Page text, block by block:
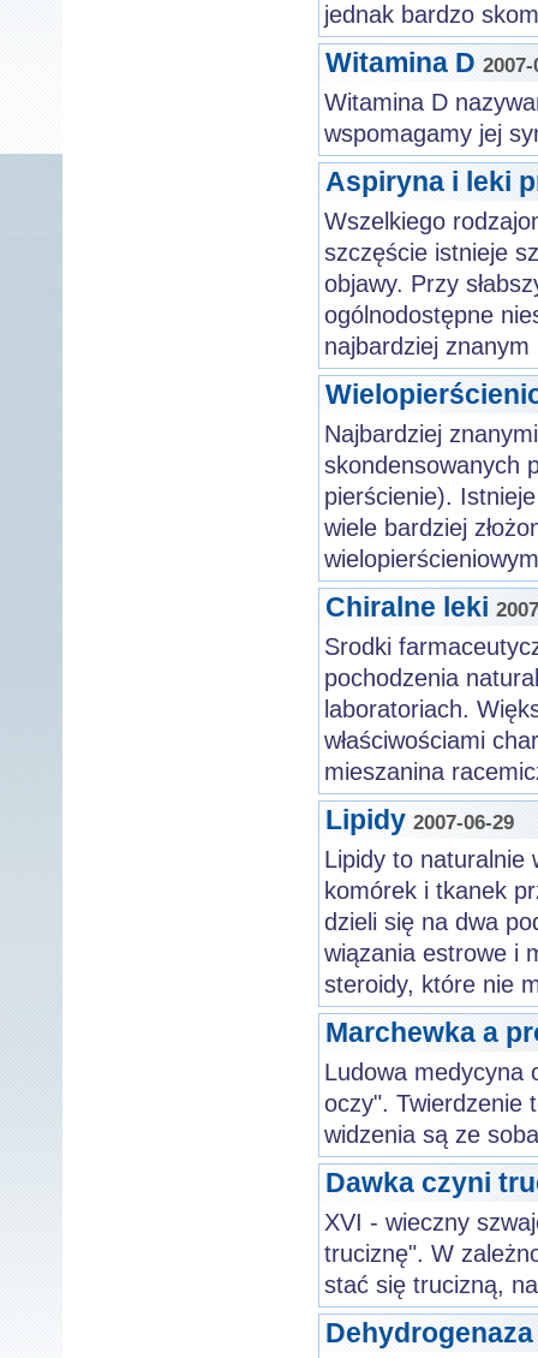
jednak bardzo
Witamina D 2007-
Witamina D
wspomagamy jej
Aspiryna i leki
Wszelkiego
szczęście istnieje
objawy. Przy
ogólnodostępne
najbardziej znanym
Najbardziej
skondensowanych
pierścienie).
wiele bardziej
Chiralne leki
Srodki
pochodzenia
laboratoriach.
właściwościami
mieszanina
Lipidy 2007-06-29
Lipidy to naturalnie
komórek i tkanek
dzieli się na dwa
wiązania estrowe i
steroidy, które nie
Marchewka a
Ludowa medycyna
oczy". Twierdzenie
widzenia są ze
Dawka czyni
XVI - wieczny
truciznę". W
stać się trucizną,